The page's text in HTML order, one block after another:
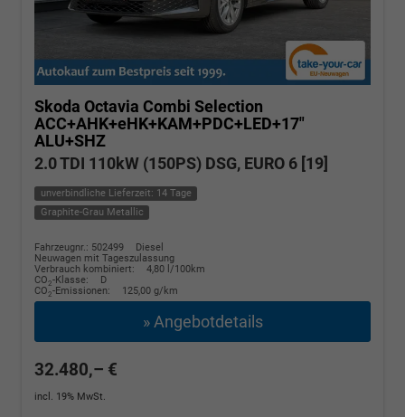
Skoda Octavia Combi Selection
ACC+AHK+eHK+KAM+PDC+LED+17"
ALU+SHZ
2.0 TDI 110kW (150PS) DSG, EURO 6 [19]
unverbindliche Lieferzeit: 14 Tage
Graphite-Grau Metallic
Fahrzeugnr.: 502499
Diesel
Neuwagen mit Tageszulassung
Verbrauch kombiniert:
4,80 l/100km
CO2-Klasse:
D
CO2-Emissionen: 125,00 g/km
» Angebotdetails
32.480,– €
incl. 19% MwSt.